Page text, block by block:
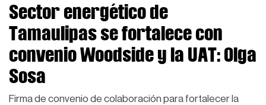
Sector energético de
Tamaulipas se fortalece con
convenio Woodside y la UAT: Olga
Sosa
Firma de convenio de colaboración para fortalecer la